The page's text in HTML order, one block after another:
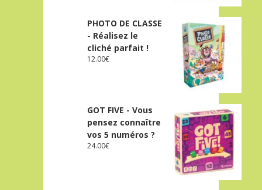
PHOTO DE CLASSE
- Réalisez le
cliché parfait !
12.00€
GOT FIVE - Vous
pensez connaître
vos 5 numéros ?
24.00€